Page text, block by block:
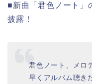
■新曲「君色ノート」
披露！
君色ノート、メロ
早くアルバム聴き